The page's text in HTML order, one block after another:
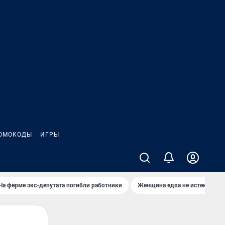
ИГРЫ
ферме экс-депутата погибли работники Женщина едва не истекла